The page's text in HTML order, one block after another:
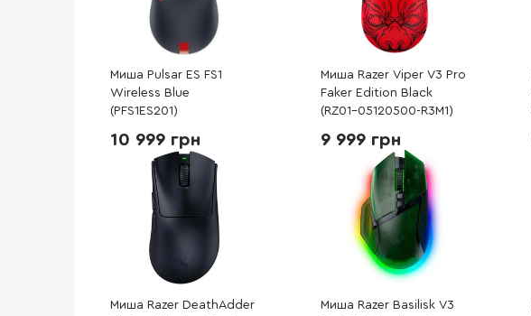
Миша Pulsar ES FS1
Wireless Blue
(PFS1ES201)
10 999 грн
Миша Razer Viper V3 Pro
Faker Edition Black
(RZ01-05120500-R3M1)
9 999 грн
Миша Razer DeathAdder
Миша Razer Basilisk V3